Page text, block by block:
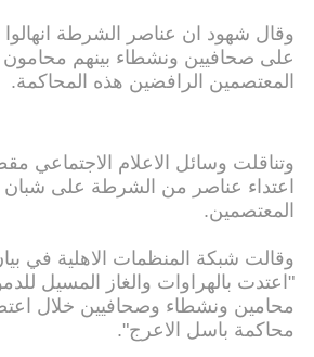
وقال شهود ان عناصر الشرطة انهالوا
على صحافيين ونشطاء بينهم
المعتصمين الرافضين هذه المحاكمة.
وتناقلت وسائل الاعلام الاجتماعي
اعتداء عناصر من الشرطة على
المعتصمين.
وقالت شبكة المنظمات الاهلية في
"اعتدت بالهراوات والغاز المسيل
محامين ونشطاء وصحافيين خلال
محاكمة باسل الاعرج".